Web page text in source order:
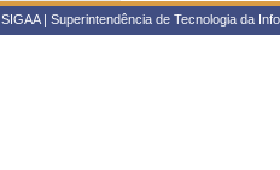
SIGAA | Superintendência de Tecnologia da